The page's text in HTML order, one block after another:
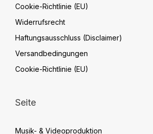
Cookie-Richtlinie (EU)
Widerrufsrecht
Haftungsausschluss (Disclaimer)
Versandbedingungen
Cookie-Richtlinie (EU)
Seite
Musik- & Videoproduktion